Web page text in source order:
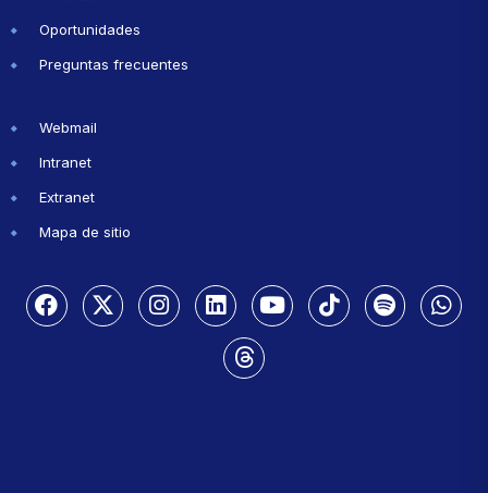
Oportunidades
Preguntas frecuentes
Webmail
Intranet
Extranet
Mapa de sitio